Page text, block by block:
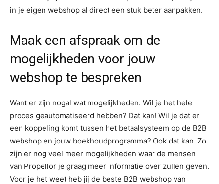
in je eigen webshop al direct een stuk beter aanpakken.
Maak een afspraak om de
mogelijkheden voor jouw
webshop te bespreken
Want er zijn nogal wat mogelijkheden. Wil je het hele
proces geautomatiseerd hebben? Dat kan! Wil je dat er
een koppeling komt tussen het betaalsysteem op de B2B
webshop en jouw boekhoudprogramma? Ook dat kan. Zo
zijn er nog veel meer mogelijkheden waar de mensen
van Propellor je graag meer informatie over zullen geven.
Voor je het weet heb jij de beste B2B webshop van